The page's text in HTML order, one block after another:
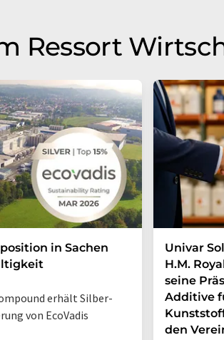
Ressort
in Sachen
erhält Silber-
von EcoVadis
Univar
H.M.
seine
Additive
den